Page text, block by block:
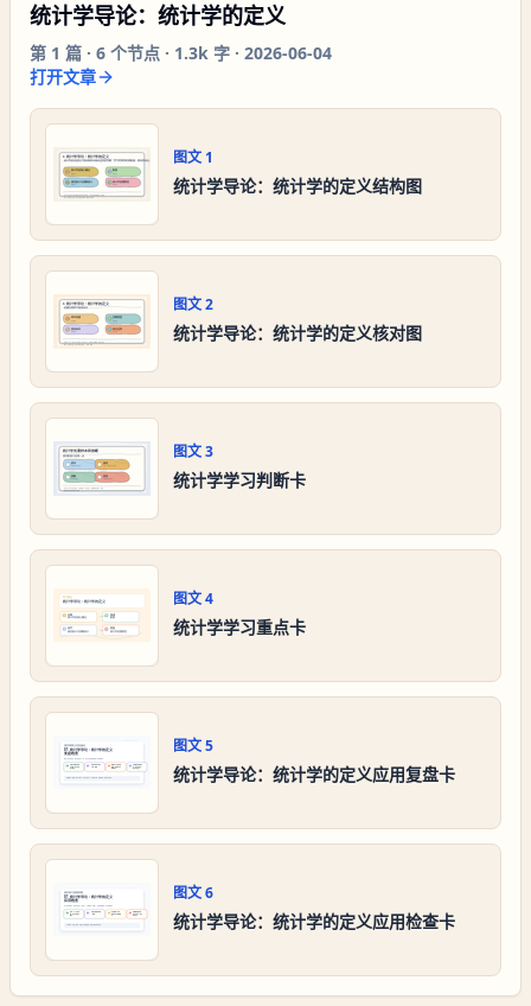
统计学导论：统计学的定义
第 1 篇 · 6 个节点 · 1.3k 字 · 2026-06-04
打开文章
图文 1
统计学导论：统计学的定义结构图
图文2
统计学导论：统计学的定义核对图
图文3
统计学学习判断卡
图文4
统计学学习重点卡
图文5
统计学导论：统计学的定义应用复盘卡
图文6
统计学导论：统计学的定义应用检查卡